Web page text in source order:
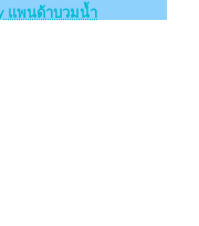
แพนด้าบวมน้ำ